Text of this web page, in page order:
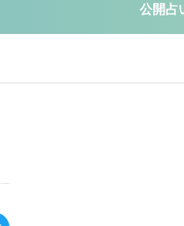
公開占